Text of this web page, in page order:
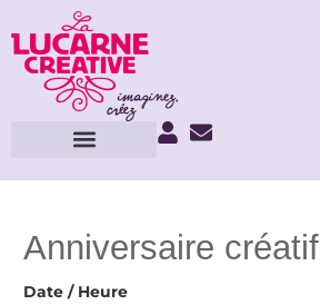
Anniversaire créatif
Date / Heure